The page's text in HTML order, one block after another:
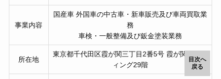
事業内容
国産車 外国車の中古車・新車販売及び車両買取業
務
車検・一般整備及び鈑金塗装業務
所在地
東京都千代田区霞が関三丁目2番5号 霞が関ビルデ
ィング29階
目次へ
戻る